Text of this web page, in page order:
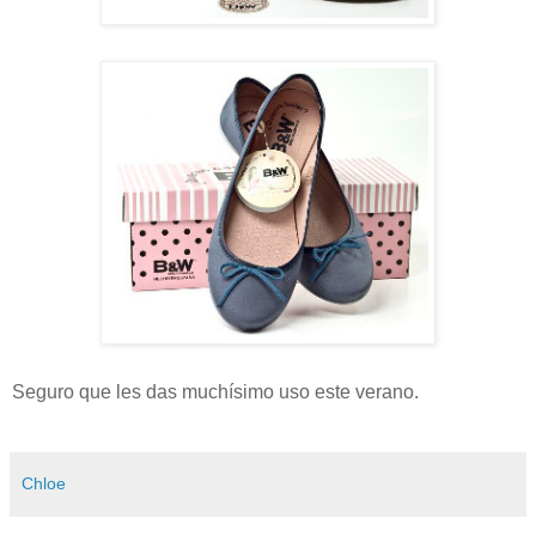
Seguro que les das muchísimo uso este verano.
Chloe